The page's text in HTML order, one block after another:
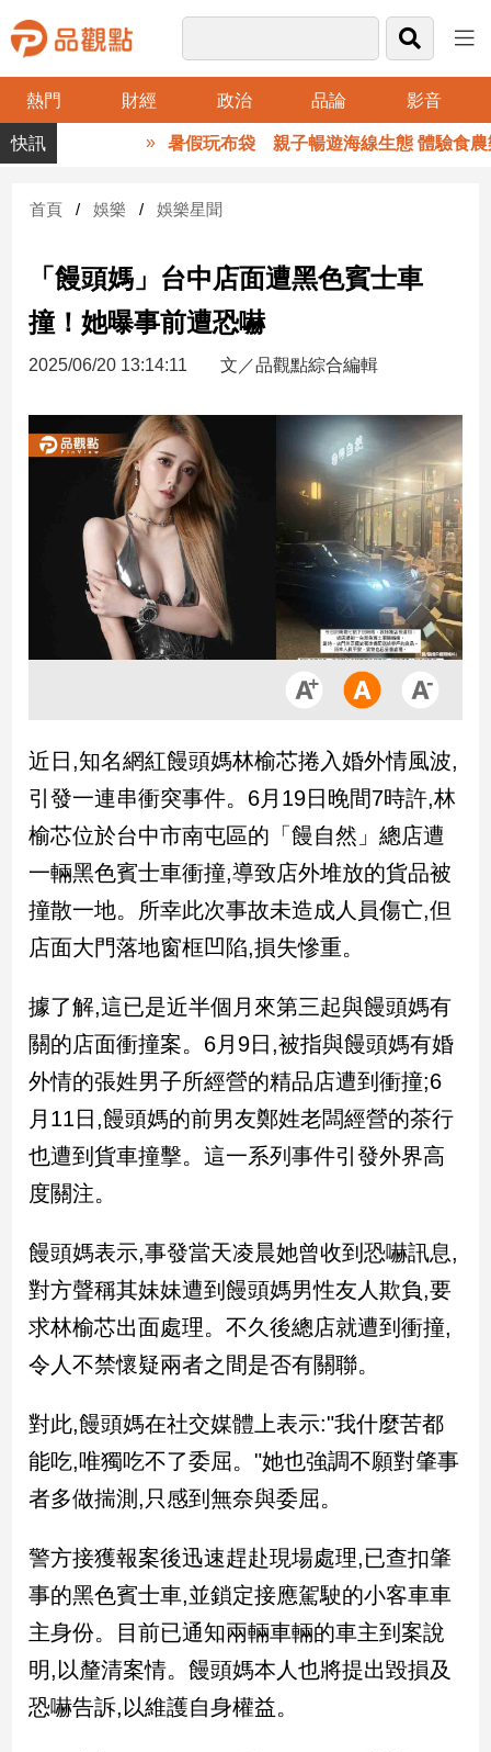
熱門 財經 政治 品論 影音
品
觀
財
台
財
新
產
經/
品
政
治
政
治
焦
觀
民
調
國
會
點
觀
兩
岸/
國
際
地
方
新
冠
毒
專
區
南
台
暑假玩布袋 親子暢遊海線生態 體驗食農樂
首頁 娛樂 娛樂星聞
「饅頭媽」台中店面遭黑色賓士車
撞！她曝事前遭恐嚇
2025/06/20 13:14:11 文／品觀點綜合編輯
近日,知名網紅饅頭媽林榆芯捲入婚外情風波,
引發一連串衝突事件。6月19日晚間7時許,林
榆芯位於台中市南屯區的「饅自然」總店遭
一輛黑色賓士車衝撞,導致店外堆放的貨品被
撞散一地。所幸此次事故未造成人員傷亡,但
店面大門落地窗框凹陷,損失慘重。
據了解,這已是近半個月來第三起與饅頭媽有
關的店面衝撞案。6月9日,被指與饅頭媽有婚
外情的張姓男子所經營的精品店遭到衝撞;6
月11日,饅頭媽的前男友鄭姓老闆經營的茶行
也遭到貨車撞擊。這一系列事件引發外界高
度關注。
饅頭媽表示,事發當天凌晨她曾收到恐嚇訊息,
對方聲稱其妹妹遭到饅頭媽男性友人欺負,要
求林榆芯出面處理。不久後總店就遭到衝撞,
令人不禁懷疑兩者之間是否有關聯。
對此,饅頭媽在社交媒體上表示:"我什麼苦都
能吃,唯獨吃不了委屈。"她也強調不願對肇事
者多做揣測,只感到無奈與委屈。
警方接獲報案後迅速趕赴現場處理,已查扣肇
事的黑色賓士車,並鎖定接應駕駛的小客車車
主身份。目前已通知兩輛車輛的車主到案說
明,以釐清案情。饅頭媽本人也將提出毀損及
恐嚇告訴,以維護自身權益。